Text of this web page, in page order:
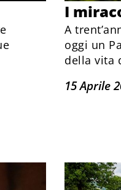
I
A
oggi un
della vita
15 Aprile